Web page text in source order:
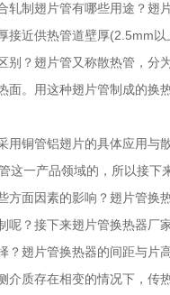
轧制翅片管有哪些用途？翅
接近供热管道壁厚(2.5mm
别？翅片管又称散热管，分
面。用这种翅片管制成的换
用铜管铝翅片的具体应用与
这一产品领域的，所以接
方面因素的影响？翅片管换
呢？接下来翅片管换热器厂
？翅片管换热器的间距与片
介质存在相变的情况下，传